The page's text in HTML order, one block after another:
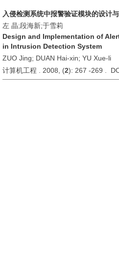
入侵检测系统中报警验证模块的设计
左 晶;段海新;于雪莉
Design and Implementation of
in Intrusion Detection System
ZUO Jing; DUAN Hai-xin; YU Xue-li
计算机工程 . 2008, (2): 267 -269 .